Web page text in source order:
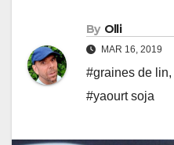
By Olli
MAR 16, 2019
#graines de lin,
#yaourt soja